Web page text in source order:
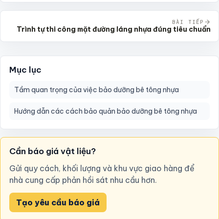
BÀI TIẾP
Trình tự thi công mặt đường láng nhựa đúng tiêu chuẩn
Mục lục
Tầm quan trọng của việc bảo dưỡng bê tông nhựa
Hướng dẫn các cách bảo quản bảo dưỡng bê tông nhựa
Cần báo giá vật liệu?
Gửi quy cách, khối lượng và khu vực giao hàng để
nhà cung cấp phản hồi sát nhu cầu hơn.
Tạo yêu cầu báo giá